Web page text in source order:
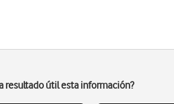
resultado útil esta información?